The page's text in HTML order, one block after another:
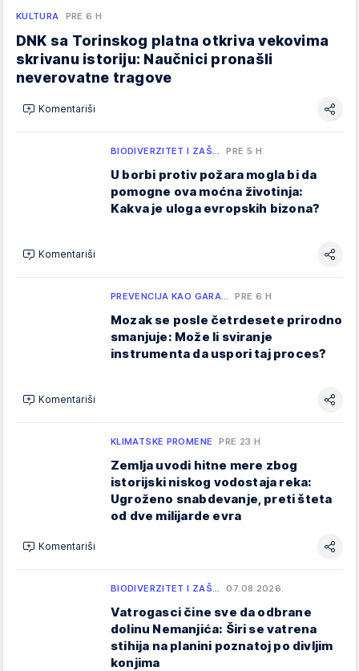
KULTURA PRE 6 H
DNK sa Torinskog platna otkriva vekovima
skrivanu istoriju: Naučnici pronašli
neverovatne tragove
Komentariši
BIODIVERZITET I ZAŠ… PRE 5 H
U borbi protiv požara mogla bi da
pomogne ova moćna životinja:
Kakva je uloga evropskih bizona?
Komentariši
PREVENCIJA KAO GARA… PRE 6 H
Mozak se posle četrdesete prirodno
smanjuje: Može li sviranje
instrumenta da uspori taj proces?
Komentariši
KLIMATSKE PROMENE PRE 23 H
Zemlja uvodi hitne mere zbog
istorijski niskog vodostaja reka:
Ugroženo snabdevanje, preti šteta
od dve milijarde evra
Komentariši
BIODIVERZITET I ZAŠ… 07.08.2026.
Vatrogasci čine sve da odbrane
dolinu Nemanjića: Širi se vatrena
stihija na planini poznatoj po divljim
konjima